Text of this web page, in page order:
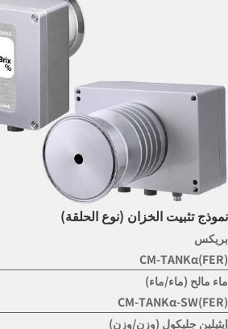
نموذج تثبيت الخزان (نوع الحلقة)
بريكس
CM-TANKα(FER)
ماء مالح (ماء/ماء)
CM-TANKα-SW(FER)
إيثيلين جليكول (وزن/وزن)